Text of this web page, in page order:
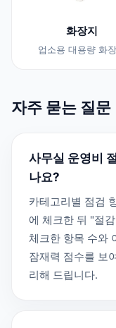
화장지
업소용 대용량 화
자주 묻는 질문
사무실 운영비
나요?
카테고리별 점검
에 체크한 뒤 "절
체크한 항목 수와
잠재력 점수를 보
리해 드립니다.